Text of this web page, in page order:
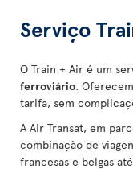
Serviço
O Train + Air é um
ferroviário.
tarifa, sem
A Air Transat, em
combinação de
francesas e belgas